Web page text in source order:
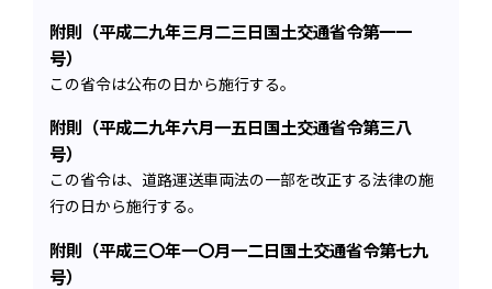
附則（平成二九年三月二三日国土交通省令第一一
号）
この省令は公布の日から施行する。
附則（平成二九年六月一五日国土交通省令第三八
号）
この省令は、道路運送車両法の一部を改正する法律の施
行の日から施行する。
附則（平成三〇年一〇月一二日国土交通省令第七九
号）